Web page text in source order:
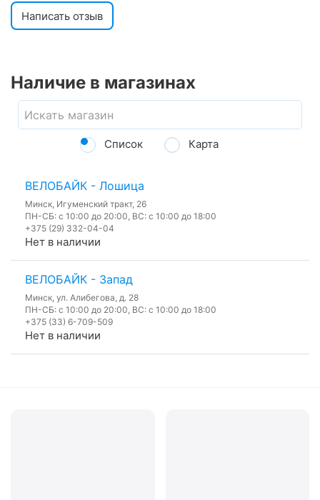
Написать отзыв
Наличие в магазинах
Список Карта
ВЕЛОБАЙК - Лошица
Минск, Игуменский тракт, 26
ПН-СБ: с 10:00 до 20:00, ВС: с 10:00 до 18:00
+375 (29) 332-04-04
Нет в наличии
ВЕЛОБАЙК - Запад
Минск, ул. Алибегова, д. 28
ПН-СБ: с 10:00 до 20:00, ВС: с 10:00 до 18:00
+375 (33) 6-709-509
Нет в наличии